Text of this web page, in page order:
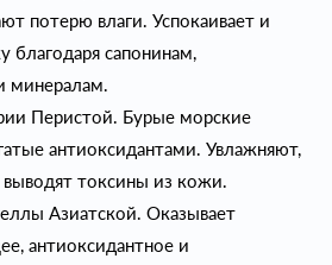
потерю влаги. Успокаивает и
сапонинам,
минералам.
Перистой. Бурые морские
антиоксидантами. Увлажняют,
токсины из кожи.
Азиатской. Оказывает
антиоксидантное и